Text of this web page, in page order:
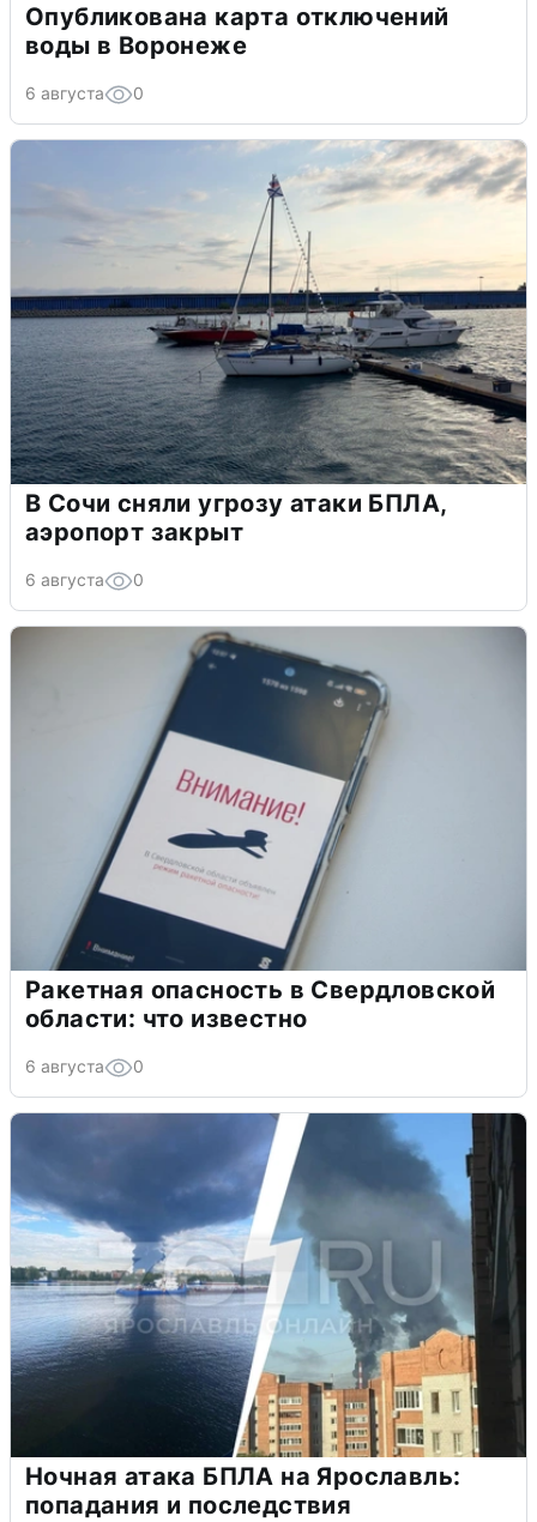
Опубликована карта отключений
воды в Воронеже
6 августа 0
В Сочи сняли угрозу атаки БПЛА,
аэропорт закрыт
6 августа 0
Ракетная опасность в Свердловской
области: что известно
6 августа 0
Ночная атака БПЛА на Ярославль:
попадания и последствия